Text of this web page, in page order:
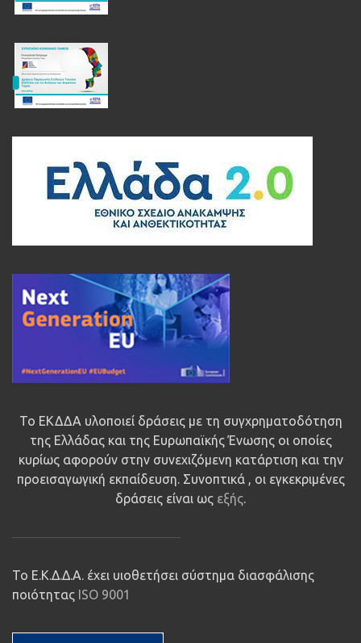
Το ΕΚΔΔΑ υλοποιεί δράσεις με τη συγχρηματοδότηση
της Ελλάδας και της Ευρωπαϊκής Ένωσης οι οποίες
κυρίως αφορούν στην συνεχιζόμενη κατάρτιση και την
προεισαγωγική εκπαίδευση. Συνοπτικά , οι εγκεκριμένες
δράσεις είναι ως εξής
Το Ε.Κ.Δ.Δ.Α. έχει υιοθετήσει σύστημα διασφάλισης
ποιότητας ISO 9001